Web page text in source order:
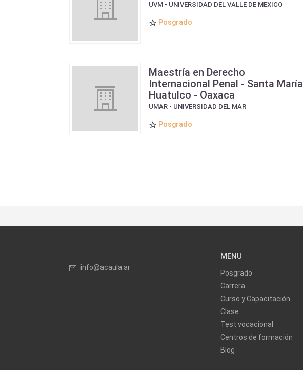
UVM - UNIVERSIDAD DEL VALLE DE MEXICO
Posgrado
Maestría en Derecho
Internacional Penal - Santa María
Huatulco - Oaxaca
UMAR - UNIVERSIDAD DEL MAR
Posgrado
info@acaula.ar
MENU
Posgrado
Carrera
Curso y Capacitación
Clase
Test vocacional
Centros de formación
Blog